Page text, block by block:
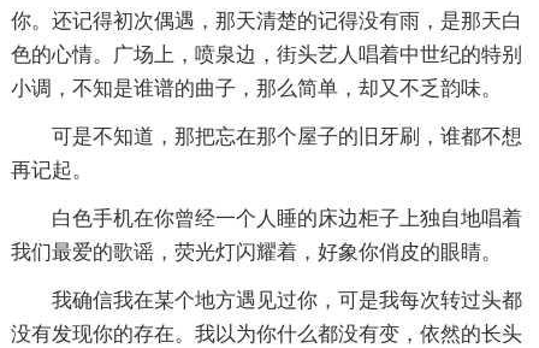
你。还记得初次偶遇，那天清楚的记得没有雨，是那天白
色的心情。广场上，喷泉边，街头艺人唱着中世纪的特别
小调，不知是谁谱的曲子，那么简单，却又不乏韵味。
可是不知道，那把忘在那个屋子的旧牙刷，谁都不想
再记起。
白色手机在你曾经一个人睡的床边柜子上独自地唱着
我们最爱的歌谣，荧光灯闪耀着，好象你俏皮的眼睛。
我确信我在某个地方遇见过你，可是我每次转过头都
没有发现你的存在。我以为你什么都没有变，依然的长头